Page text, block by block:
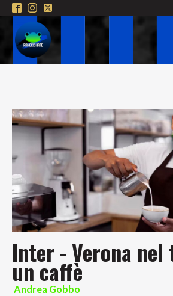
Inter - Verona nel
un caffè
Andrea Gobbo